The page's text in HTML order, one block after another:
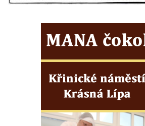
května v Rumburku
severně od Tokáně
Huberta
Obrázek svatého Jakuba na skále u cesty
východně od Srbské Kamenice
čp. 37 v Račicích